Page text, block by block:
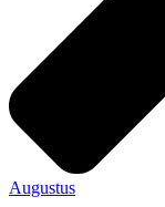
Augustus